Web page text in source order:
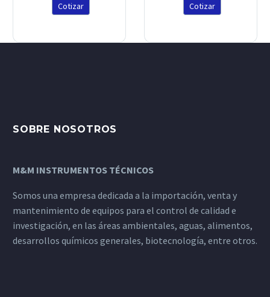
Cotizar
Cotizar
SOBRE NOSOTROS
M&M INSTRUMENTOS TÉCNICOS
Somos una empresa dedicada a la importación, venta y
mantenimiento de equipos para el control de calidad e
investigación, en las áreas ambientales, aguas, alimentos,
desarrollos químicos generales, biotecnología, entre otros.